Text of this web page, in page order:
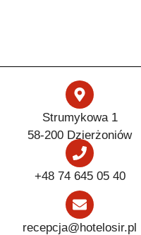
Strumykowa 1
58-200 Dzierżoniów
+48 74 645 05 40
recepcja@hotelosir.pl